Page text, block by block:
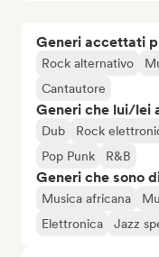
Generi accettati
Rock alternativo
Cantautore
Generi che lui/lei
Dub Rock
Pop Punk
R&B
Generi che sono
Musica africana
Elettronica
Jazz